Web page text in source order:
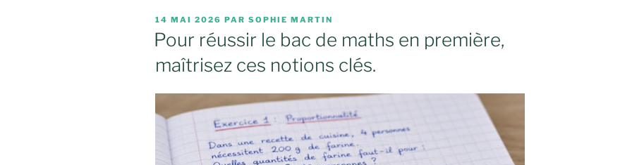
PUBLIÉ
LE
14 MAI 2026 PAR SOPHIE MARTIN
Pour réussir le bac de maths en première,
maîtrisez ces notions clés.